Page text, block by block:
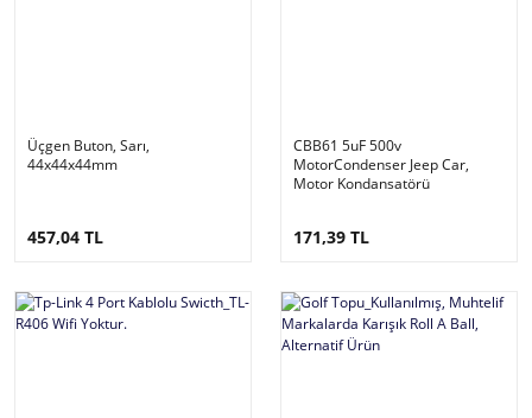
Üçgen Buton, Sarı,
44x44x44mm
457,04 TL
CBB61 5uF 500v
MotorCondenser Jeep Car,
Motor Kondansatörü
171,39 TL